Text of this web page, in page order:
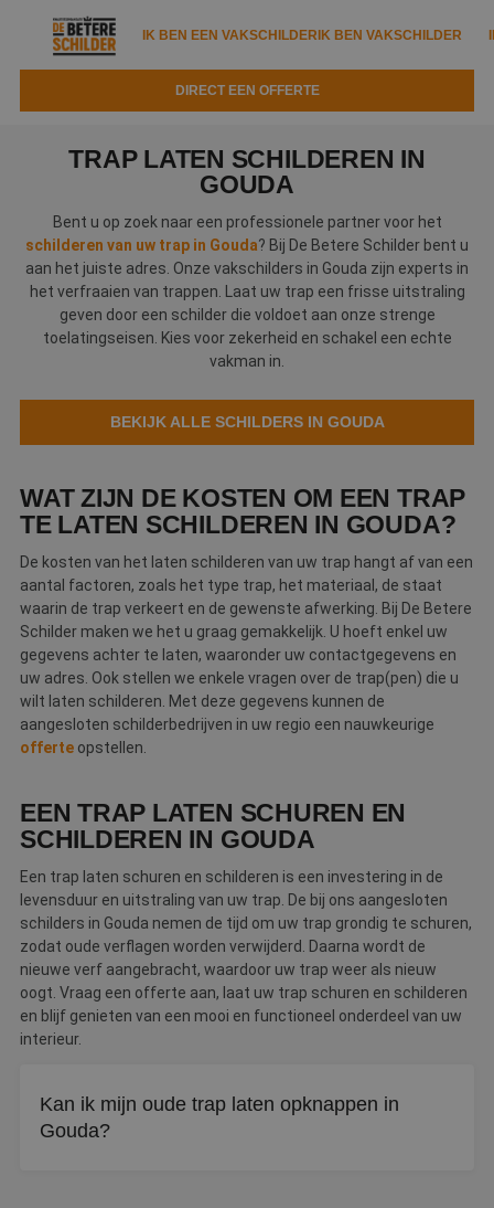
IK BEN EEN VAKSCHILDERIK BEN VAKSCHILDER
DIRECT EEN OFFERTE
Tools
Kennisbank
Trainingen
IK ZOEK EEN VAKSCHILDER VAKSCHILDER ZOEKEN
Zoeken naar een schilder
Tips
Garantie
Waarom de betere schilder?
DIRECT EEN OFFERTE
Over ons
Webshop
Contact
Magazines
TRAP LATEN SCHILDEREN IN
GOUDA
Bent u op zoek naar een professionele partner voor het
schilderen van uw trap in Gouda? Bij De Betere Schilder bent u
aan het juiste adres. Onze vakschilders in Gouda zijn experts in
het verfraaien van trappen. Laat uw trap een frisse uitstraling
geven door een schilder die voldoet aan onze strenge
toelatingseisen. Kies voor zekerheid en schakel een echte
vakman in.
BEKIJK ALLE SCHILDERS IN GOUDA
WAT ZIJN DE KOSTEN OM EEN TRAP
TE LATEN SCHILDEREN IN GOUDA?
De kosten van het laten schilderen van uw trap hangt af van een
aantal factoren, zoals het type trap, het materiaal, de staat
waarin de trap verkeert en de gewenste afwerking. Bij De Betere
Schilder maken we het u graag gemakkelijk. U hoeft enkel uw
gegevens achter te laten, waaronder uw contactgegevens en
uw adres. Ook stellen we enkele vragen over de trap(pen) die u
wilt laten schilderen. Met deze gegevens kunnen de
aangesloten schilderbedrijven in uw regio een nauwkeurige
offerte opstellen.
EEN TRAP LATEN SCHUREN EN
SCHILDEREN IN GOUDA
Een trap laten schuren en schilderen is een investering in de
levensduur en uitstraling van uw trap. De bij ons aangesloten
schilders in Gouda nemen de tijd om uw trap grondig te schuren,
zodat oude verflagen worden verwijderd. Daarna wordt de
nieuwe verf aangebracht, waardoor uw trap weer als nieuw
oogt. Vraag een offerte aan, laat uw trap schuren en schilderen
en blijf genieten van een mooi en functioneel onderdeel van uw
interieur.
Kan ik mijn oude trap laten opknappen in
Gouda?